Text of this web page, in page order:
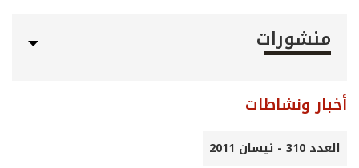
منشورات
أخبار ونشاطات
العدد 310 - نيسان 2011